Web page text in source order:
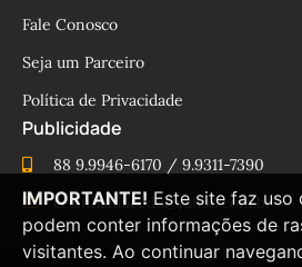
Fale Conosco
Seja um Parceiro
Política de Privacidade
Publicidade
88 9.9946-6170 / 9.9311-7390
cesinhamacedo@yahoo.com.br
IMPORTANTE! Este site faz uso
podem conter informações de
visitantes. Ao continuar